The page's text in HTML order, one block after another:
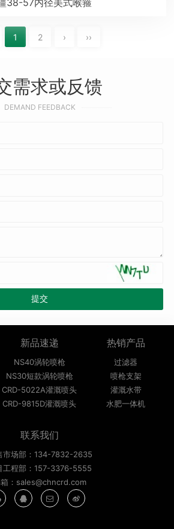
1 2 › ››
需求或反馈
DEMAND FEEDBACK
新品速递
NS40涡轮喷枪
NS30短款涡轮喷枪
CRD-5022A灌溉喷头
CRD-9815D灌溉喷头
热销产品
过滤器
喷枪支架
灌溉水带
水肥一体机
联系我们
市场部：134-7832-2635
工程部：157-3376-5555
：sales@chncrd.com